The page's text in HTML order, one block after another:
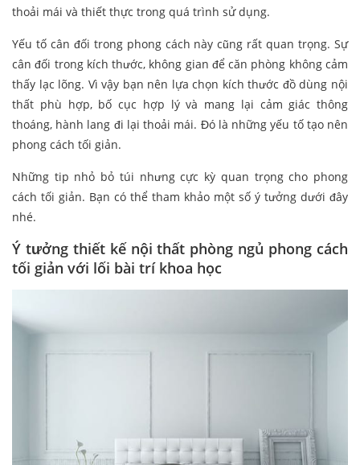
thoải mái và thiết thực trong quá trình sử dụng.
Yếu tố cân đối trong phong cách này cũng rất quan trọng. Sự
cân đối trong kích thước, không gian để căn phòng không cảm
thấy lạc lõng. Vì vậy bạn nên lựa chọn kích thước đồ dùng nội
thất phù hợp, bố cục hợp lý và mang lại cảm giác thông
thoáng, hành lang đi lại thoải mái. Đó là những yếu tố tạo nên
phong cách tối giản.
Những tip nhỏ bỏ túi nhưng cực kỳ quan trọng cho phong
cách tối giản. Bạn có thể tham khảo một số ý tưởng dưới đây
nhé.
Ý tưởng thiết kế nội thất phòng ngủ phong cách
tối giản với lối bài trí khoa học